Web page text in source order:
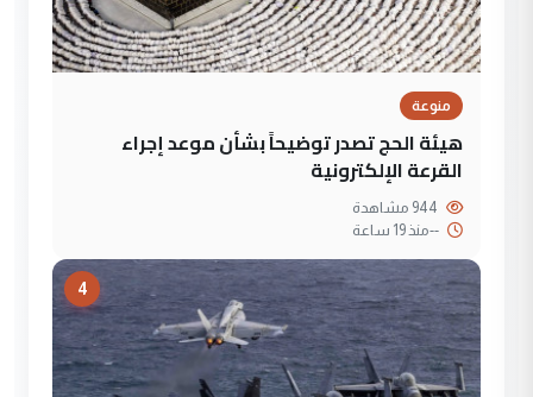
منوعة
هيئة الحج تصدر توضيحاً بشأن موعد إجراء
القرعة الإلكترونية
--منذ 19 ساعة
4